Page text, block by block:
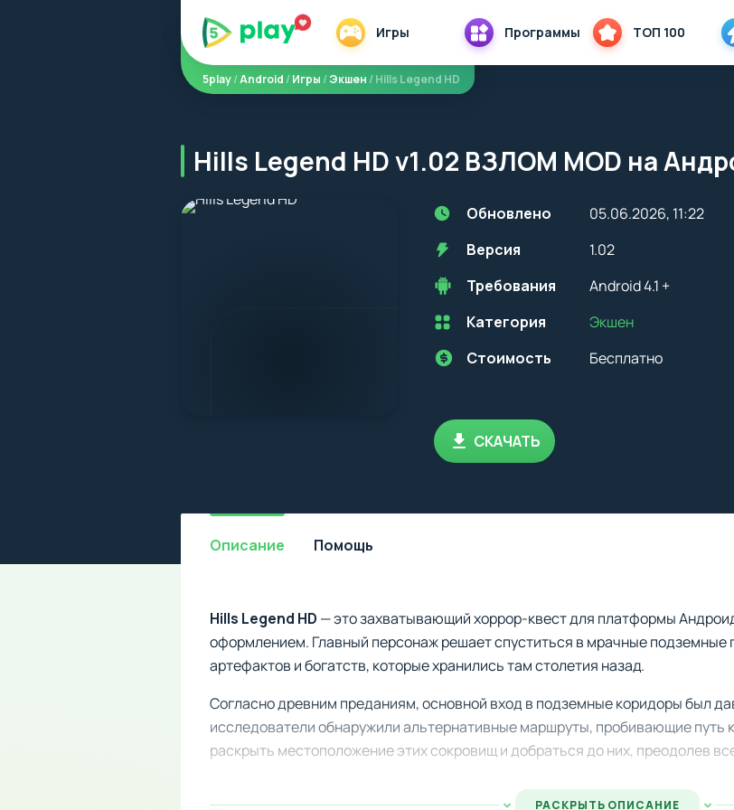
Игры Программы ТОП 100
5play/Android /Игры /Экшен / Hills Legend HD
Hills Legend HD v1.02 ВЗЛОМ MOD на
Обновлено
05.06.2026, 11:22
Версия
1.02
Требования
Android 4.1 +
Перед установкой приложения на устройство с
учитывать версию OS. Мы всегда указываем
Категория
Экшен
Стоимость
Бесплатно
СКАЧАТЬ
Описание Помощь
Hills Legend HD — это захватывающий хоррор-квест для платформы
оформлением. Главный персонаж решает спуститься в мрачные подземные
артефактов и богатств, которые хранились там столетия назад.
Согласно древним преданиям, основной вход в подземные коридоры был
исследователи обнаружили альтернативные маршруты, пробивающие
раскрыть местоположение этих сокровищ и добраться до них, преодолев
Однако никто не может предугадать, какие ужасающие испытания
РАСКРЫТЬ ОПИСАНИЕ